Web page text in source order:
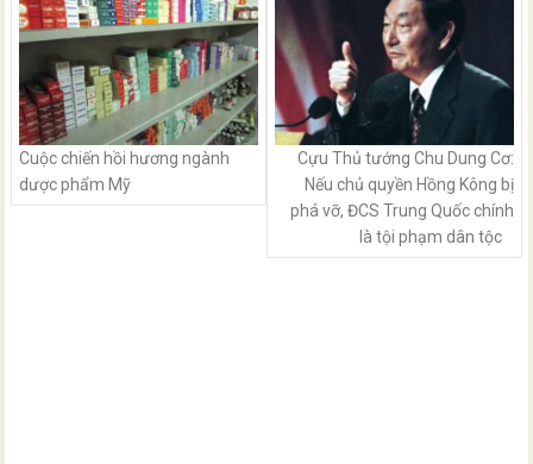
Cuộc chiến hồi hương ngành
dược phẩm Mỹ
Cựu Thủ tướng Chu Dung Cơ:
Nếu chủ quyền Hồng Kông bị
phá vỡ, ĐCS Trung Quốc chính
là tội phạm dân tộc